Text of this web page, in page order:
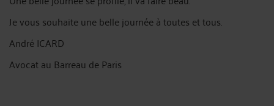
Je vous souhaite une belle journée à toutes et tous.
André ICARD
Avocat au Barreau de Paris